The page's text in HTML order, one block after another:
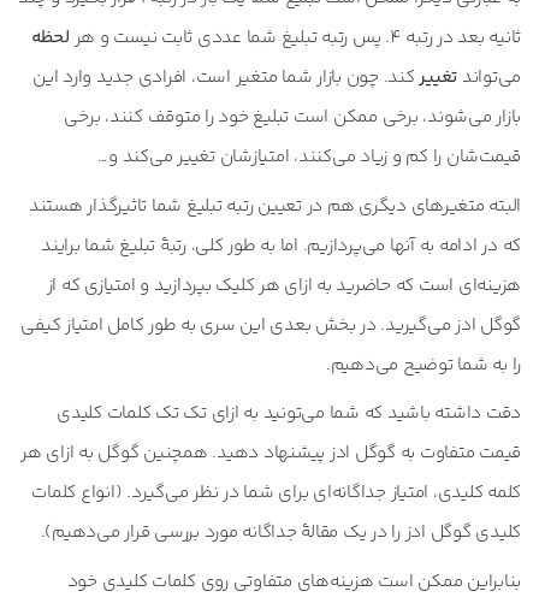
ثانیه بعد در رتبه 4. پس رتبه تبلیغ شما عددی ثابت نیست و هر
لحظه
می‌تواند تغییرکند. چون بازار شما متغیر است، افرادی جدید وارد این
بازار می‌شوند، برخی ممکن است تبلیغ خود را متوقف کنند، برخی
قیمت‌شان را کم و زیاد می‌کنند، امتیازشان تغییر می‌کند و…
البته متغیرهای دیگری هم در تعیین رتبه تبلیغ شما تاثیرگذار هستند
که در ادامه به آنها می‌پردازیم. اما به طور کلی، رتبۀ تبلیغ شما برایند
هزینه‌ای است که حاضرید به ازای هر کلیک بپردازید و امتیازی که از
گوگل ادز می‌گیرید. در بخش بعدی این سری به طور کامل امتیاز کیفی
را به شما توضیح می‌دهیم.
دقت داشته باشید که شما می‌تونید به ازای تک تک کلمات کلیدی
قیمت متفاوت به گوگل ادز پیشنهاد دهید. همچنین گوگل به ازای هر
کلمه کلیدی، امتیاز جداگانه‌ای برای شما در نظر می‌گیرد. (انواع کلمات
کلیدی گوگل ادز را در یک مقالۀ جداگانه مورد بررسی قرار می‌دهیم).
بنابراین ممکن است هزینه‌‌های متفاوتی روی کلمات کلیدی خود